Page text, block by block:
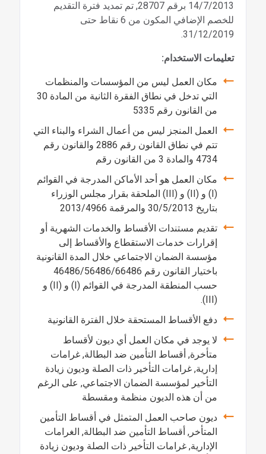
14/7/2013 برقم 28707, تم تمديد فترة التقديم
للخصم الإضافي المكون من 6 نقاط حتى
31/12/2019.
تعليمات الاستخدام:
مكان العمل ليس من المؤسسات والمنظمات
التي تدخل في نطاق الفقرة الثانية من المادة 30
من القانون رقم 5335
العمل المنجز ليس من أعمال الشراء والبناء التي
تتم في نطاق القانون رقم 2886 والقانون رقم
4734 والمادة 3 من القانون رقم
مكان العمل هو أحد الأماكن المدرجة في القوائم
(I) و (II) و (III) الملحقة بقرار مجلس الوزراء
بتاريخ 30/5/2013 والمرقمة 2013/4966
تقديم مستندات الأقساط والخدمات الشهرية أو
إقرارات خدمات الاستقطاع والأقساط إلى
مؤسسة الضمان الاجتماعي خلال المدة القانونية
باختيار القانون رقم 46486/56486/66486
حسب المنطقة المدرجة في القوائم (I) و (II) و
(III).
دفع الأقساط المستحقة خلال الفترة القانونية
لا يوجد في مكان العمل أي ديون لأقساط
متأخرة, أقساط التأمين ضد البطالة, غرامات
إدارية, غرامات التأخير ذات الصلة وديون زيادة
التأخير لمؤسسة الضمان الاجتماعي, على الرغم
من أن هذه الديون منظمة ومقسطة
ديون صاحب العمل المتمثل في أقساط التأمين
المتأخر, أقساط التأمين ضد البطالة, الغرامات
الإدارية, غرامات التأخير ذات الصلة وديون زيادة